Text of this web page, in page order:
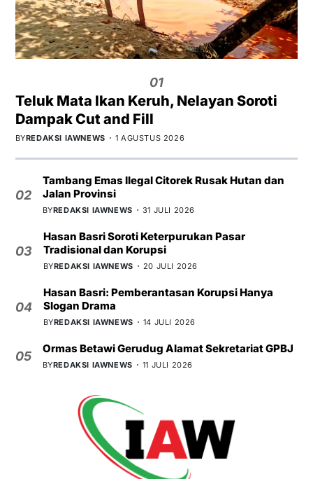
01
Teluk Mata Ikan Keruh, Nelayan Soroti
Dampak Cut and Fill
BYREDAKSI IAWNEWS 1 AGUSTUS 2026
02
Tambang Emas Ilegal Citorek Rusak Hutan dan
Jalan Provinsi
BYREDAKSI IAWNEWS 31 JULI 2026
03
Hasan Basri Soroti Keterpurukan Pasar
Tradisional dan Korupsi
BYREDAKSI IAWNEWS 20 JULI 2026
04
Hasan Basri: Pemberantasan Korupsi Hanya
Slogan Drama
BYREDAKSI IAWNEWS 14 JULI 2026
05
Ormas Betawi Gerudug Alamat Sekretariat GPBJ
BYREDAKSI IAWNEWS 11 JULI 2026